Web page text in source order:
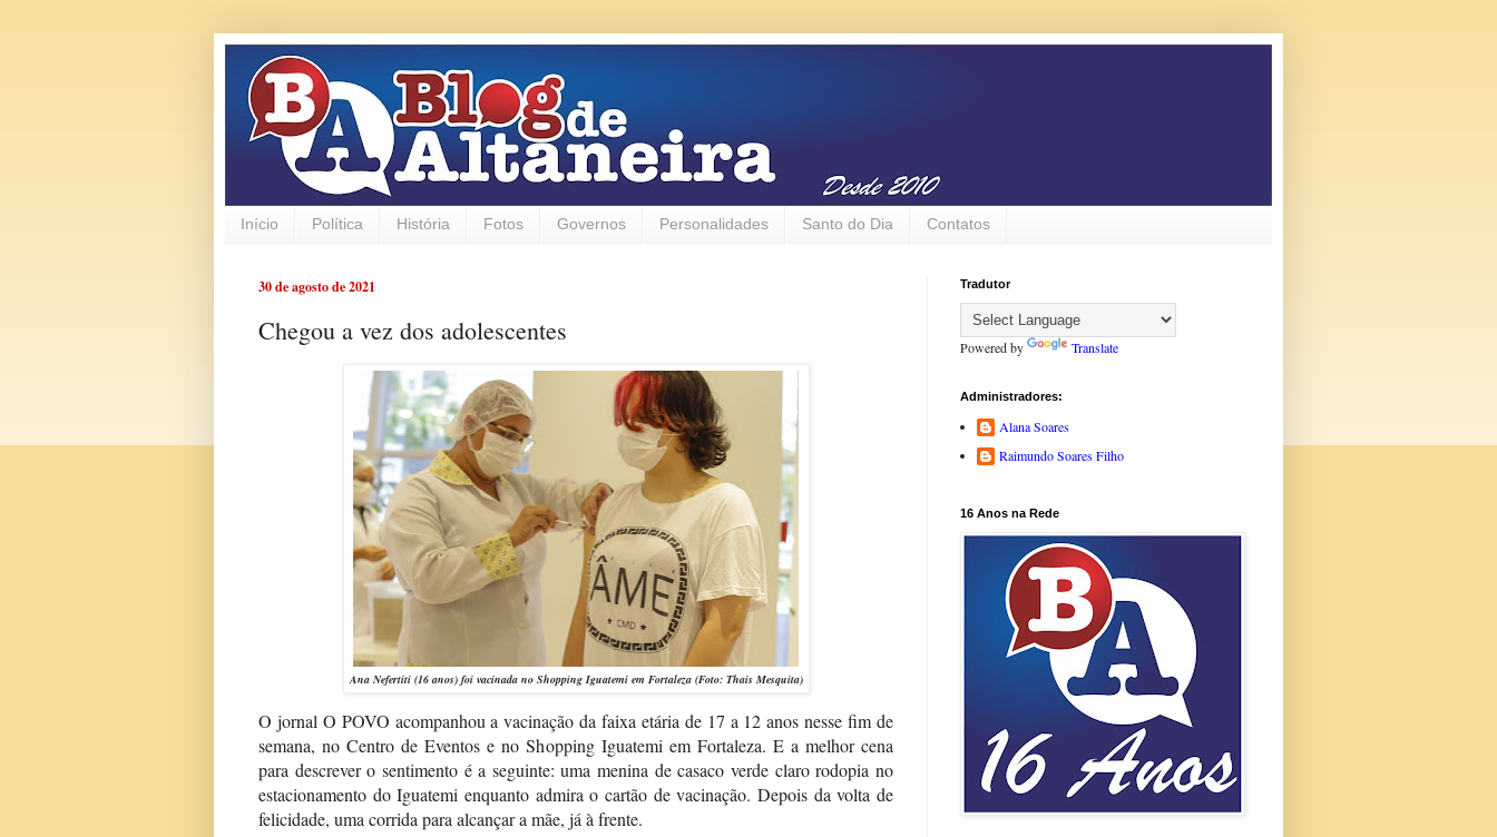
Início Política História Fotos Governos Personalidades Santo do Dia Contatos
30 de agosto de 2021
Chegou a vez dos adolescentes
Ana Nefertiti (16 anos) foi vacinada no Shopping Iguatemi em Fortaleza (Foto: Thais Mesquita)
O jornal O POVO acompanhou a vacinação da faixa etária de 17 a 12 anos nesse fim de
semana, no Centro de Eventos e no Shopping Iguatemi em Fortaleza. E a melhor cena
para descrever o sentimento é a seguinte: uma menina de casaco verde claro rodopia no
estacionamento do Iguatemi enquanto admira o cartão de vacinação. Depois da volta de
felicidade, uma corrida para alcançar a mãe, já à frente.
Tradutor
Powered by Translate
Administradores:
Alana Soares
Raimundo Soares Filho
16 Anos na Rede